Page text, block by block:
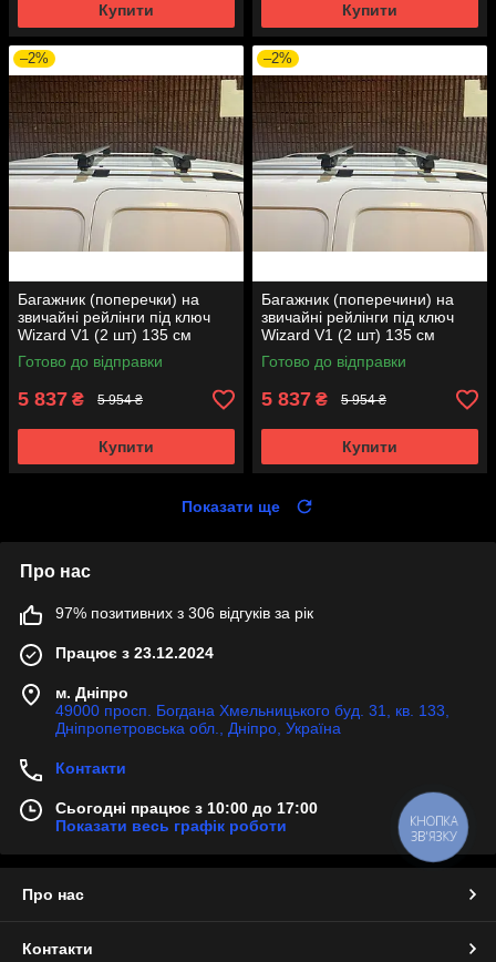
Купити Купити
–2%
Багажник (поперечки) на
звичайні рейлінги під ключ
Wizard V1 (2 шт) 135 см
Сірий для Audi A4 B9 2015-
2024р.
Готово до відправки
5 837 ₴ 5 954 ₴
Купити
–2%
Багажник (поперечини) на
звичайні рейлінги під ключ
Wizard V1 (2 шт) 135 см
Чорний для Ауди A4 B9 2015-
2024рр.
Готово до відправки
5 837 ₴ 5 954 ₴
Купити
Показати ще
Про нас
97% позитивних з 306 відгуків за рік
Працює з 23.12.2024
м. Дніпро
49000 просп. Богдана Хмельницького буд. 31, кв. 133,
Дніпропетровська обл., Дніпро, Україна
Контакти
Сьогодні працює з 10:00 до 17:00
Показати весь графік роботи
Про нас
Контакти
КНОПКА
ЗВ'ЯЗКУ